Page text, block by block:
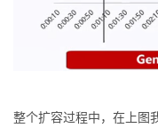
整个扩容过程中，在上图